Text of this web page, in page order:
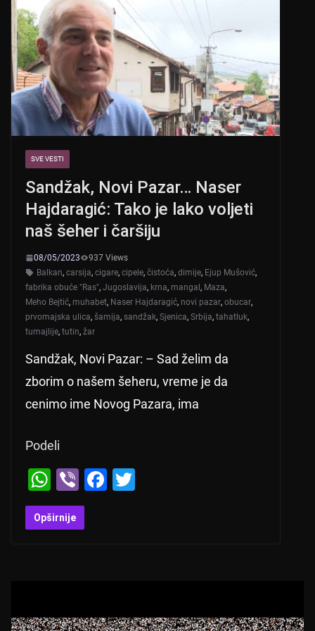
SVE VESTI
Sandžak, Novi Pazar… Naser
Hajdaragić: Tako je lako voljeti
naš šeher i čaršiju
08/05/2023
937 Views
Balkan, carsija, cigare, cipele, čistoća, dimije, Ejup Mušović,
fabrika obuće "Ras", Jugoslavija, krna, mangal, Maza,
Meho Bejtić, muhabet, Naser Hajdaragić, novi pazar, obucar,
prvomajska ulica, šamija, sandžak, Sjenica, Srbija, tahatluk,
tumajlije, tutin, žar
Sandžak, Novi Pazar: – Sad želim da
zborim o našem šeheru, vreme je da
cenimo ime Novog Pazara, ima
Podeli
W
h
at
p
Vi
b
er
F
o
Opširnije